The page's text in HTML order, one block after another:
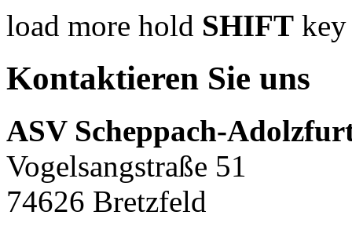
load more hold SHIFT
Kontaktieren Sie uns
ASV Scheppach-
Vogelsangstraße 51
74626 Bretzfeld